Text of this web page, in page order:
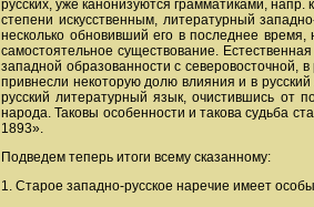
русских, уже канонизуются грамматиками,
степени искусственным, литературный
несколько обновивший его в последнее
самостоятельное существование.
западной образованности с северовосточной,
привнесли некоторую долю влияния и в русский
русский литературный язык, очистившись от
народа. Таковы особенности и такова судьба
1893».
Подведем теперь итоги всему сказанному:
1. Старое западно-русское наречие имеет